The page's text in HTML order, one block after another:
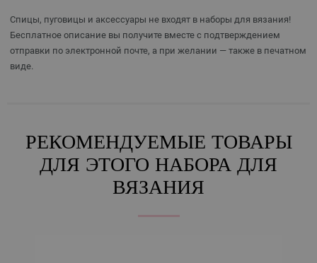
Спицы, пуговицы и аксессуары не входят в наборы для вязания!
Бесплатное описание вы получите вместе с подтверждением
отправки по электронной почте, а при желании — также в печатном
виде.
РЕКОМЕНДУЕМЫЕ ТОВАРЫ
ДЛЯ ЭТОГО НАБОРА ДЛЯ
ВЯЗАНИЯ